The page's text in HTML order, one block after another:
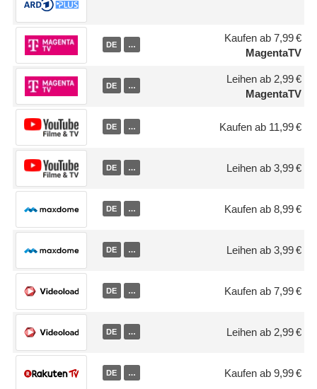
DE …
Kaufen ab 7,99 €
MagentaTV
DE …
Leihen ab 2,99 €
MagentaTV
DE … Kaufen ab 11,99 €
DE … Leihen ab 3,99 €
DE … Kaufen ab 8,99 €
DE … Leihen ab 3,99 €
DE … Kaufen ab 7,99 €
DE … Leihen ab 2,99 €
DE … Kaufen ab 9,99 €